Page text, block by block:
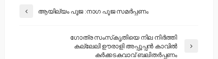
ആയില്യം പൂജ :നാഗ പൂജ സമർപ്പണം
ഗോത്ര സംസ്‌കൃതിയെ നില നിർത്തി
കല്ലേലി ഊരാളി അപ്പൂപ്പൻ കാവിൽ
കർക്കടകവാവ് ബലിതർപ്പണം